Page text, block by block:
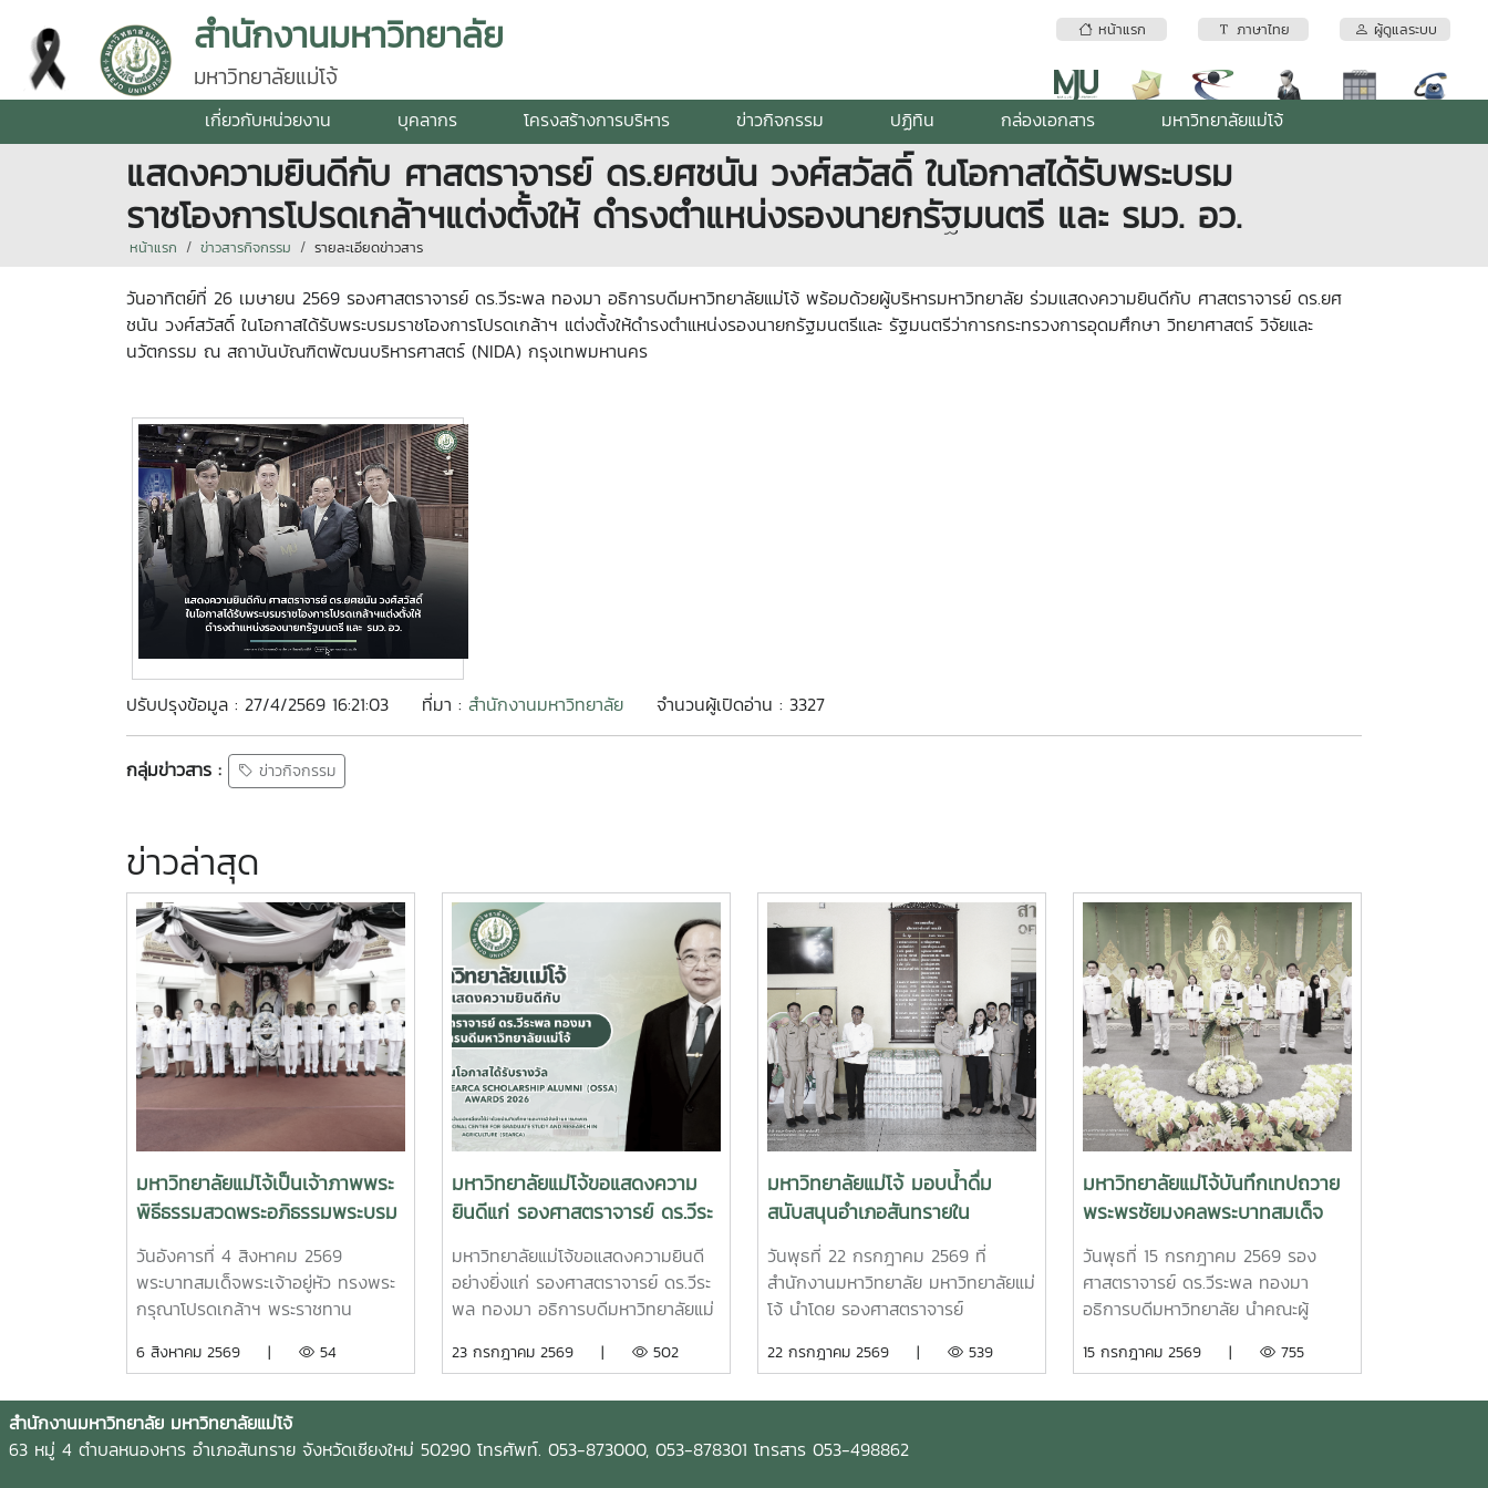
หน้าแรก ภาษาไทย ผู้ดูแลระบบ
สำนักงานมหาวิทยาลัย
มหาวิทยาลัยแม่โจ้
เกี่ยวกับหน่วยงาน บุคลากร โครงสร้างการบริหาร ข่าวกิจกรรม ปฏิทิน กล่องเอกสาร มหาวิทยาลัยแม่โจ้
แสดงความยินดีกับ ศาสตราจารย์ ดร.ยศชนัน วงศ์สวัสดิ์ ในโอกาสได้รับพระบรม
ราชโองการโปรดเกล้าฯแต่งตั้งให้ ดำรงตำแหน่งรองนายกรัฐมนตรี และ รมว. อว.
หน้าแรก ข่าวสารกิจกรรม รายละเอียดข่าวสาร
วันอาทิตย์ที่ 26 เมษายน 2569 รองศาสตราจารย์ ดร.วีระพล ทองมา อธิการบดีมหาวิทยาลัยแม่โจ้ พร้อมด้วยผู้บริหารมหาวิทยาลัย ร่วมแสดงความยินดีกับ ศาสตราจารย์ ดร.ยศ
ชนัน วงศ์สวัสดิ์ ในโอกาสได้รับพระบรมราชโองการโปรดเกล้าฯ แต่งตั้งให้ดำรงตำแหน่งรองนายกรัฐมนตรีและ รัฐมนตรีว่าการกระทรวงการอุดมศึกษา วิทยาศาสตร์ วิจัยและ
นวัตกรรม ณ สถาบันบัณฑิตพัฒนบริหารศาสตร์ (NIDA) กรุงเทพมหานคร
ปรับปรุงข้อมูล : 27/4/2569 16:21:03 ที่มา : สำนักงานมหาวิทยาลัย จำนวนผู้เปิดอ่าน : 3327
กลุ่มข่าวสาร : ข่าวกิจกรรม
ข่าวล่าสุด
มหาวิทยาลัยแม่โจ้เป็นเจ้าภาพพระ
พิธีธรรมสวดพระอภิธรรมพระบรม
ศพสมเด็จพระนางเจ้าสิริกิติ์
พระบรมราชินีนาถ พระบรมราช
ชนนีพันปีหลวง พร้อมเข้ากราบ
ถวายบังคมพระศพ สมเด็จพระเจ้า
ลูกเธอ เจ้าฟ้าพัชรกิติยาภา นเรนทิ
พัชร มหาวัชรราชธิดา
วันอังคารที่ 4 สิงหาคม 2569
พระบาทสมเด็จพระเจ้าอยู่หัว ทรงพระ
กรุณาโปรดเกล้าฯ พระราชทาน
ศาสตราจารย์ ดร.วีระพล ทองมา
ด้วย คณะผู้บริหารมหาวิทยาลัย
สมาคมศิษย์เก่า และบุคลากร รวม
6 สิงหาคม 2569 | 54
มหาวิทยาลัยแม่โจ้ขอแสดงความ
ยินดีแก่ รองศาสตราจารย์ ดร.วีระ
พล ทองมา อธิการบดีมหาวิทยาลัย
แม่โจ้ ในโอกาสได้รับรางวัล
Outstanding SEARCA
Awards 2026
มหาวิทยาลัยแม่โจ้ขอแสดงความยินดี
อย่างยิ่งแก่ รองศาสตราจารย์ ดร.วีระ
พล ทองมา อธิการบดีมหาวิทยาลัยแม่
ได้รับรางวัล Outstanding SEARCA
ตะวันออกเฉียงใต้ว่าด้วยบัณฑิตศึกษา
23 กรกฎาคม 2569 | 502
มหาวิทยาลัยแม่โจ้ มอบน้ำดื่ม
สนับสนุนอำเภอสันทรายใน
กิจกรรม "จิตอาสาพัฒนาภูมิทัศน์"
และกิจกรรมต่างๆของอำเภอ
สันทราย
วันพุธที่ 22 กรกฎาคม 2569 ที่
สำนักงานมหาวิทยาลัย มหาวิทยาลัยแม่
โจ้ นำโดย รองศาสตราจารย์
อธิการบดี พร้อมด้วยคณะผู้บริหาร
สันทราย จำนวน 100 แพ็ค เพื่อใช้ใน
22 กรกฎาคม 2569 | 539
มหาวิทยาลัยแม่โจ้บันทึกเทปถวาย
พระพรชัยมงคลพระบาทสมเด็จ
พระเจ้าอยู่หัว เนื่องในโอกาสวัน
เฉลิมพระชนมพรรษา 28
กรกฎาคม 2569
วันพุธที่ 15 กรกฎาคม 2569 รอง
ศาสตราจารย์ ดร.วีระพล ทองมา
อธิการบดีมหาวิทยาลัย นำคณะผู้
นักศึกษาร่วมบันทึกเทปโทรทัศน์ถวาย
15 กรกฎาคม 2569 | 755
สำนักงานมหาวิทยาลัย มหาวิทยาลัยแม่โจ้
63 หมู่ 4 ตำบลหนองหาร อำเภอสันทราย จังหวัดเชียงใหม่ 50290 โทรศัพท์. 053-873000, 053-878301 โทรสาร 053-498862